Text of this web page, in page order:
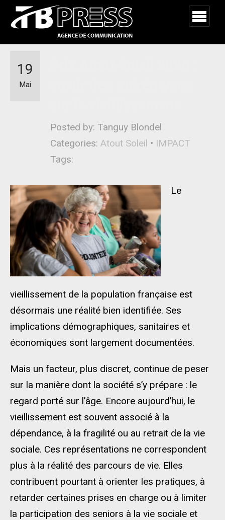
Posted by: Tanguy Blondel
Categories: Atout Soleil • IMPACT
Tags:
19
Mai
Le
vieillissement de la population française est
désormais une réalité bien identifiée. Ses
implications démographiques, sanitaires et
économiques sont largement documentées.
Mais un facteur, plus discret, continue de peser
sur la manière dont la société s’y prépare : le
regard porté sur l’âge. Encore aujourd’hui, le
vieillissement est souvent associé à la
dépendance, à la fragilité ou au retrait de la vie
sociale. Ces représentations ne correspondent
plus à la réalité des parcours de vie. Elles
contribuent pourtant à orienter les pratiques, à
retarder certaines prises en charge ou à limiter
la participation des seniors à la vie sociale et